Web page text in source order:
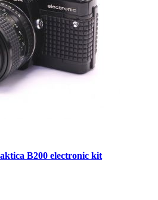
B200 electronic kit